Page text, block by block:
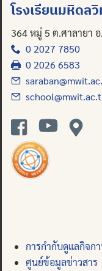
โรงเรียนมหิดล
364 หมู่ 5 ต.ศาลายา
0 2027 7850
0 2026 6583
การกำกับดูแลกิจก
ศูนย์ข้อมูลข่าวสาร